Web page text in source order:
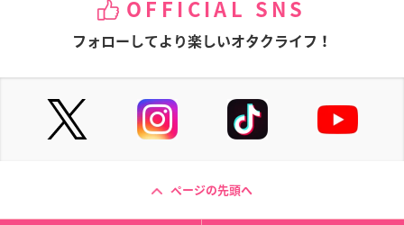
OFFICIAL SNS
フォローしてより楽しいオタクライフ！
ページの先頭へ